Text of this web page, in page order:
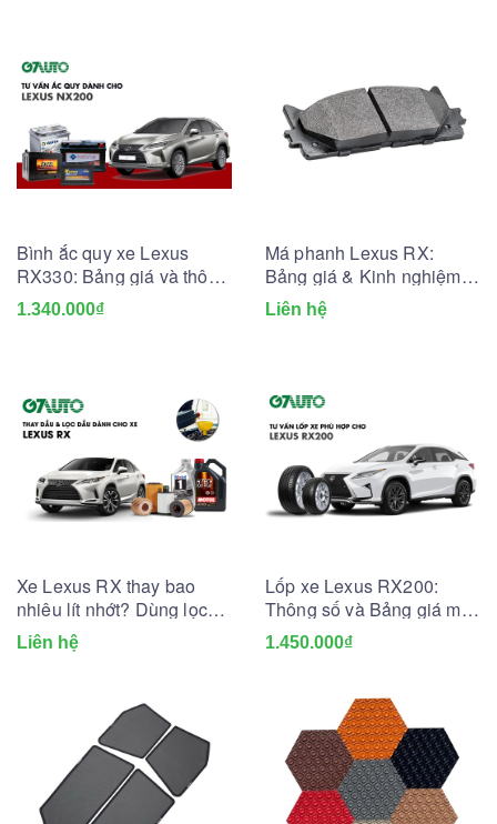
Bình ắc quy xe Lexus
RX330: Bảng giá và thông
số kỹ thuật
1.340.000₫
Má phanh Lexus RX:
Bảng giá & Kinh nghiệm
thay lắp
Liên hệ
Xe Lexus RX thay bao
nhiêu lít nhớt? Dùng lọc
dầu nhớt nào?
Liên hệ
Lốp xe Lexus RX200:
Thông số và Bảng giá mới
nhất
1.450.000₫